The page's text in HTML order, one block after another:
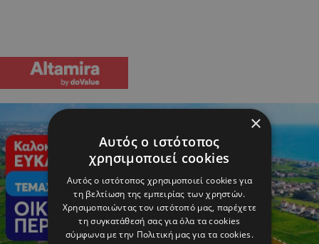
×
Αυτός ο ιστότοπος
χρησιμοποιεί cookies
Αυτός ο ιστότοπος χρησιμοποιεί cookies για
τη βελτίωση της εμπειρίας των χρηστών.
Χρησιμοποιώντας τον ιστότοπό μας, παρέχετε
τη συγκατάθεσή σας για όλα τα cookies
σύμφωνα με την Πολιτική μας για τα cookies.